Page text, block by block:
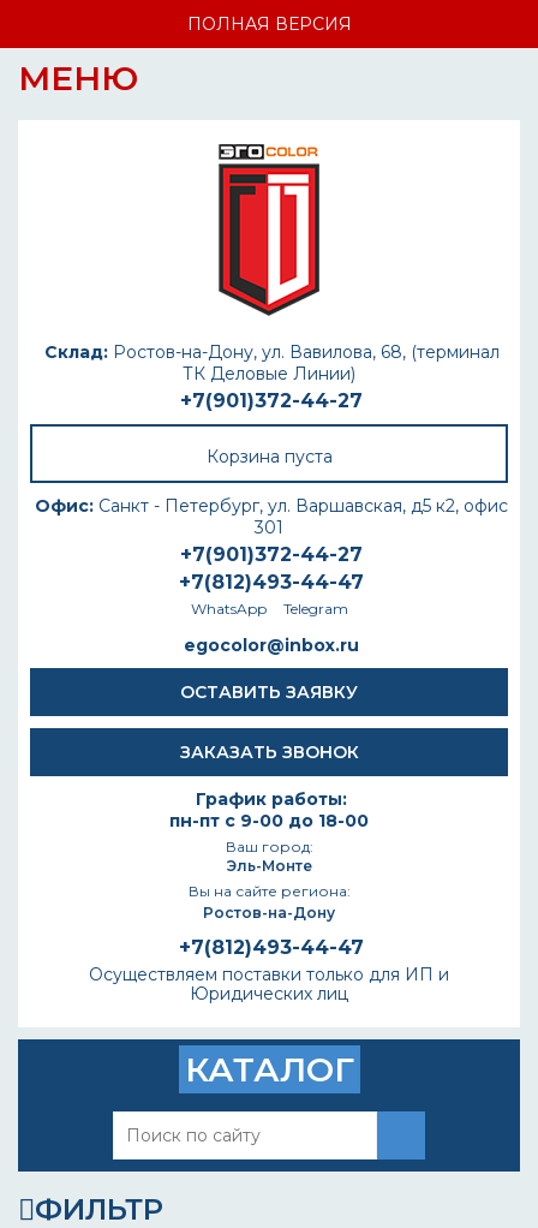
ПОЛНАЯ ВЕРСИЯ
МЕНЮ
Склад:Ростов-на-Дону, ул. Вавилова, 68, (терминал
ТК Деловые Линии)
+7(901)372-44-27
Корзина пуста
Офис: Санкт - Петербург, ул. Варшавская, д5 к2, офис
301
+7(901)372-44-27
+7(812)493-44-47
WhatsApp Telegram
egocolor@inbox.ru
ОСТАВИТЬ ЗАЯВКУ
ЗАКАЗАТЬ ЗВОНОК
График работы:
пн-пт с 9-00 до 18-00
Ваш город:
Эль-Монте
Вы на сайте региона:
Ростов-на-Дону
+7(812)493-44-47
Осуществляем поставки только для ИП и
Юридических лиц
КАТАЛОГ
ФИЛЬТР